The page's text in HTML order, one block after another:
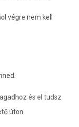
végre nem kell
és el tudsz
úton.